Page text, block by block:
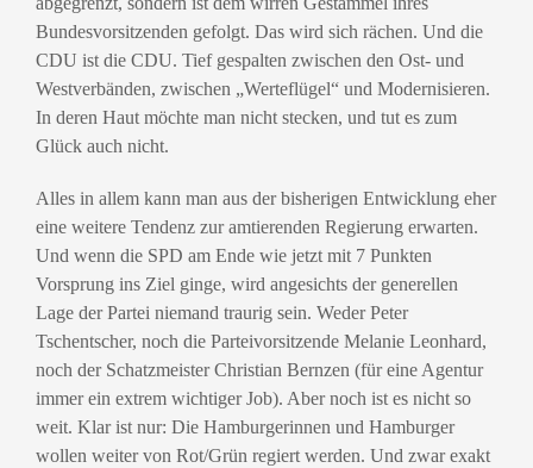
Bundesvorsitzenden gefolgt. Das wird sich rächen. Und die
CDU ist die CDU. Tief gespalten zwischen den Ost- und
Westverbänden, zwischen „Werteflügel“ und Modernisieren.
In deren Haut möchte man nicht stecken, und tut es zum
Glück auch nicht.
Alles in allem kann man aus der bisherigen Entwicklung eher
eine weitere Tendenz zur amtierenden Regierung erwarten.
Und wenn die SPD am Ende wie jetzt mit 7 Punkten
Vorsprung ins Ziel ginge, wird angesichts der generellen
Lage der Partei niemand traurig sein. Weder Peter
Tschentscher, noch die Parteivorsitzende Melanie Leonhard,
noch der Schatzmeister Christian Bernzen (für eine Agentur
immer ein extrem wichtiger Job). Aber noch ist es nicht so
weit. Klar ist nur: Die Hamburgerinnen und Hamburger
wollen weiter von Rot/Grün regiert werden. Und zwar exakt